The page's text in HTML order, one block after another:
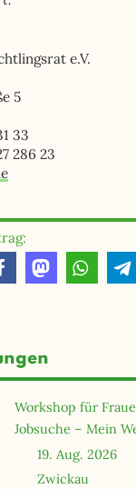
e.V.
5
33
286 23
Workshop für
Jobsuche – Mein
19. Aug. 2026
Zwickau